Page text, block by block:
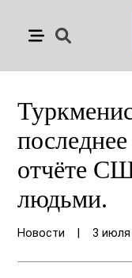
отчёте
людьми.
Новости 3 июля